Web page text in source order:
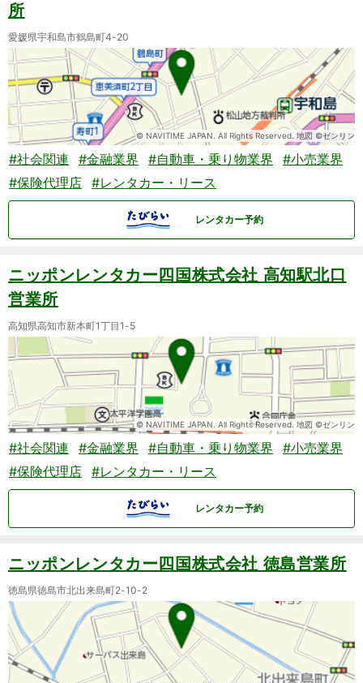
所
愛媛県宇和島市鶴島町4-20
© NAVITIME JAPAN. All Rights Reserved. 地図 ©ゼンリン
#社会関連 #金融業界 #自動車・乗り物業界
#小売業界
#保険代理店 #レンタカー・リース
レンタカー予約
ニッポンレンタカー四国株式会社 高知駅北口
営業所
高知県高知市新本町1丁目1-5
© NAVITIME JAPAN. All Rights Reserved. 地図 ©ゼンリン
#社会関連 #金融業界 #自動車・乗り物業界
#小売業界
#保険代理店 #レンタカー・リース
レンタカー予約
ニッポンレンタカー四国株式会社 徳島営業所
徳島県徳島市北出来島町2-10-2